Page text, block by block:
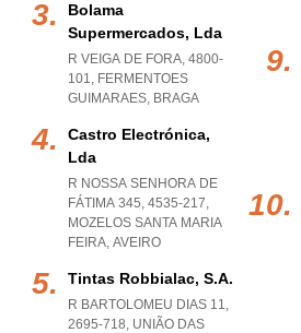
Bolama
Supermercados, Lda
R VEIGA DE FORA, 4800-
101, FERMENTOES
GUIMARAES, BRAGA
Castro Electrónica,
Lda
R NOSSA SENHORA DE
FÁTIMA 345, 4535-217,
MOZELOS SANTA MARIA
FEIRA, AVEIRO
Tintas Robbialac, S.a.
R BARTOLOMEU DIAS 11,
2695-718, UNIÃO DAS